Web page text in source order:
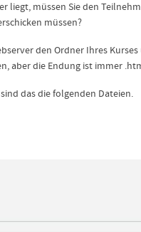
liegt, müssen Sie den
müssen?
den Ordner Ihres
aber die Endung ist immer
das die folgenden Dateien.